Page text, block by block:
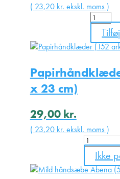
( 23,20 kr. ekskl. moms )
Premium
(21
x
20,5
x 23 cm)
29,00 kr.
( 23,20 kr. ekskl. moms )
(152
ark,
31
Ikke